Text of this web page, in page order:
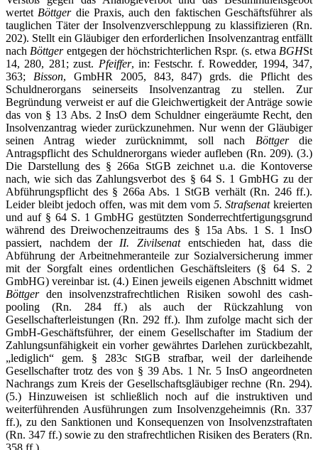
wertet Böttgerdie Praxis, auch den faktischen Geschäftsführer als
tauglichen Täter der Insolvenzverschleppung zu klassifizieren (Rn.
202). Stellt ein Gläubiger den erforderlichen Insolvenzantrag entfällt
nach Böttgerentgegen der höchstrichterlichen Rspr. (s. etwa BGHSt
14, 280, 281; zust. Pfeiffer, in: Festschr. f. Rowedder, 1994, 347,
363; Bisson, GmbHR 2005, 843, 847) grds. die Pflicht des
Schuldnerorgans seinerseits Insolvenzantrag zu stellen. Zur
Begründung verweist er auf die Gleichwertigkeit der Anträge sowie
das von § 13 Abs. 2 InsO dem Schuldner eingeräumte Recht, den
Insolvenzantrag wieder zurückzunehmen. Nur wenn der Gläubiger
seinen Antrag wieder zurücknimmt, soll nach Böttgerdie
Antragspflicht des Schuldnerorgans wieder aufleben (Rn. 209). (3.)
Die Darstellung des § 266a StGB zeichnet u.a. die Kontoverse
nach, wie sich das Zahlungsverbot des § 64 S. 1 GmbHG zu der
Abführungspflicht des § 266a Abs. 1 StGB verhält (Rn. 246 ff.).
Leider bleibt jedoch offen, was mit dem vom 5. Strafsenatkreierten
und auf § 64 S. 1 GmbHG gestützten Sonderrechtfertigungsgrund
während des Dreiwochenzeitraums des § 15a Abs. 1 S. 1 InsO
passiert, nachdem der II. Zivilsenatentschieden hat, dass die
Abführung der Arbeitnehmeranteile zur Sozialversicherung immer
mit der Sorgfalt eines ordentlichen Geschäftsleiters (§ 64 S. 2
GmbHG) vereinbar ist. (4.) Einen jeweils eigenen Abschnitt widmet
Böttgerden insolvenzstrafrechtlichen Risiken sowohl des cash-
pooling (Rn. 284 ff.) als auch der Rückzahlung von
Gesellschafterleistungen (Rn. 292 ff.). Ihm zufolge macht sich der
GmbH-Geschäftsführer, der einem Gesellschafter im Stadium der
Zahlungsunfähigkeit ein vorher gewährtes Darlehen zurückbezahlt,
„lediglich“ gem. § 283c StGB strafbar, weil der darleihende
Gesellschafter trotz des von § 39 Abs. 1 Nr. 5 InsO angeordneten
Nachrangs zum Kreis der Gesellschaftsgläubiger rechne (Rn. 294).
(5.) Hinzuweisen ist schließlich noch auf die instruktiven und
weiterführenden Ausführungen zum Insolvenzgeheimnis (Rn. 337
ff.), zu den Sanktionen und Konsequenzen von Insolvenzstraftaten
(Rn. 347 ff.) sowie zu den strafrechtlichen Risiken des Beraters (Rn.
358 ff.).